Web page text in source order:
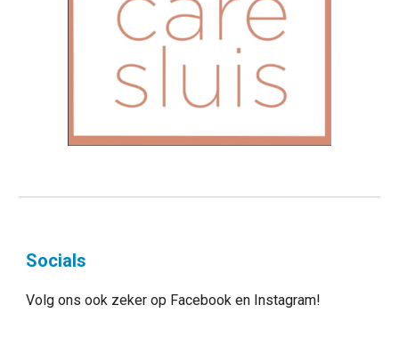
Socials
Volg ons ook zeker op Facebook en Instagram!